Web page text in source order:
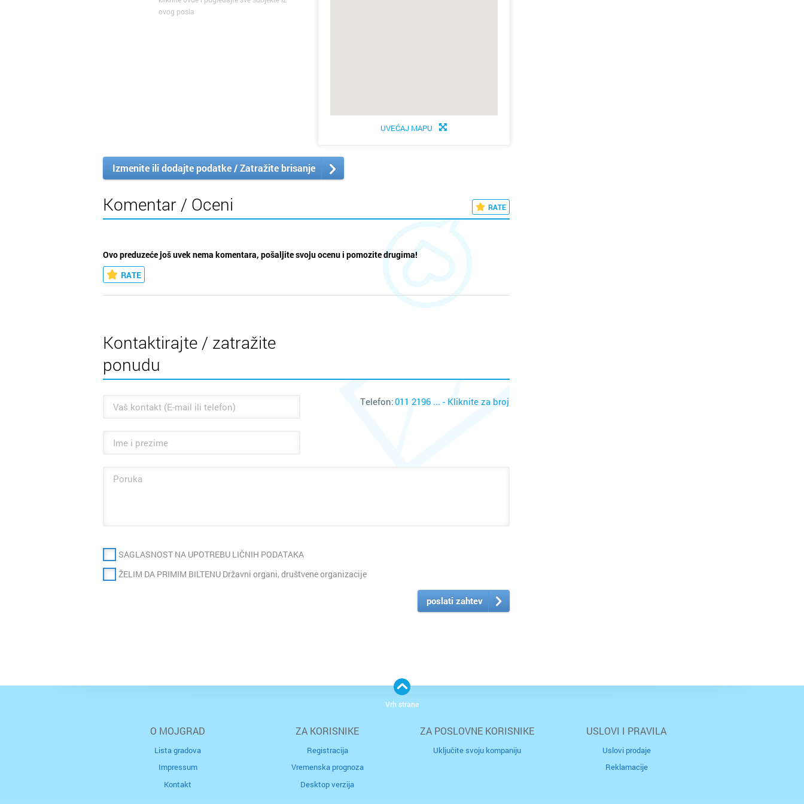
ovog posla
UVEĆAJ MAPU
Izmenite ili dodajte podatke / Zatražite brisanje
Komentar / Oceni RATE
Ovo preduzeće još uvek nema komentara, pošaljite svoju ocenu i pomozite drugima!
RATE
Kontaktirajte / zatražite
ponudu
Telefon:011 2196 ... - Kliknite za broj
SAGLASNOST NA UPOTREBU LIČNIH PODATAKA
ŽELIM DA PRIMIM BILTENU Državni organi, društvene organizacije
poslati zahtev
O MOJGRAD
Lista gradova
Impressum
Kontakt
ZA KORISNIKE
Registracija
Vremenska prognoza
Desktop verzija
ZA POSLOVNE KORISNIKE
Uključite svoju kompaniju
USLOVI I PRAVILA
Uslovi prodaje
Reklamacije
Vrh strane